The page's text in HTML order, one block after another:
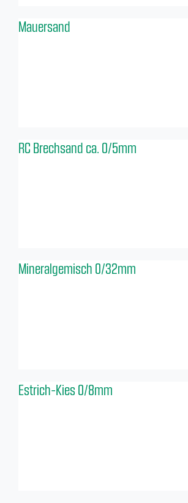
Mauersand
RC Brechsand ca. 0/5mm
Mineralgemisch 0/32mm
Estrich-Kies 0/8mm